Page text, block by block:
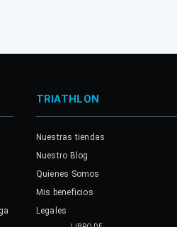
TRIATHLON
Nuestras tiendas
Nuestro Blog
Quienes Somos
Mis beneficios
Legales